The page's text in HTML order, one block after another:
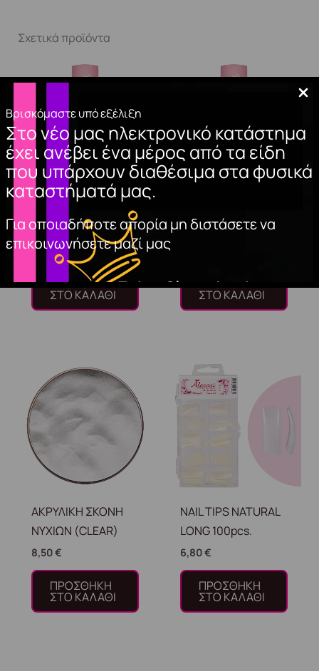
Βρισκόμαστε υπό εξέλιξη
Στο νέο μας ηλεκτρονικό κατάστημα
έχει ανέβει ένα μέρος από τα είδη
που υπάρχουν διαθέσιμα στα φυσικά
καταστήματά μας.
Για οποιαδήποτε απορία μη διστάσετε να
επικοινωνήσετε μαζί μας
Σχετικά προϊόντα
WIPE (HEMA FREE)
11,00€
ΠΡΟΣΘΉΚΗ
ΣΤΟ ΚΑΛΆΘΙ
(Hema Free)
ΠΡΟΣΘΉΚΗ
ΣΤΟ ΚΑΛΆΘΙ
ΑΚΡΥΛΙΚΗ ΣΚΟΝΗ
ΝΥΧΙΩΝ (CLEAR)
8,50€
ΠΡΟΣΘΉΚΗ
ΣΤΟ ΚΑΛΆΘΙ
NAIL TIPS NATURAL
LONG 100pcs.
6,80€
ΠΡΟΣΘΉΚΗ
ΣΤΟ ΚΑΛΆΘΙ